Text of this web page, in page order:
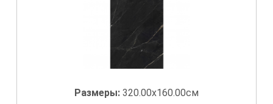
Размеры: 320.00x160.00см